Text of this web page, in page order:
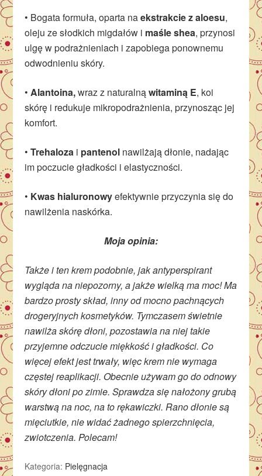
• Bogata formuła, oparta naekstrakcie z aloesu,
oleju ze słodkich migdałów i maśle shea, przynosi
ulgę w podrażnieniach i zapobiega ponownemu
odwodnieniu skóry.
•Alantoina,wraz z naturalnąwitaminą E, koi
skórę i redukuje mikropodrażnienia, przynosząc jej
komfort.
•Trehaloza i pantenol nawilżają dłonie, nadając
im poczucie gładkości i elastyczności.
• Kwas hialuronowyefektywnie przyczynia się do
nawilżenia naskórka.
Moja opinia:
Także i ten krem podobnie, jak antyperspirant
wygląda na niepozorny, a jakże wielką ma moc! Ma
bardzo prosty skład, inny od mocno pachnących
drogeryjnych kosmetyków. Tymczasem świetnie
nawilża skórę dłoni, pozostawia na niej takie
przyjemne odczucie miękkość i gładkości. Co
więcej efekt jest trwały, więc krem nie wymaga
częstej reaplikacji. Obecnie używam go do odnowy
skóry dłoni po zimie. Sprawdza się nałożony grubą
warstwą na noc, na to rękawiczki. Rano dłonie są
mięciutkie, nie widać żadnego spierzchnięcia,
zwiotczenia. Polecam!
Kategoria: Pielęgnacja